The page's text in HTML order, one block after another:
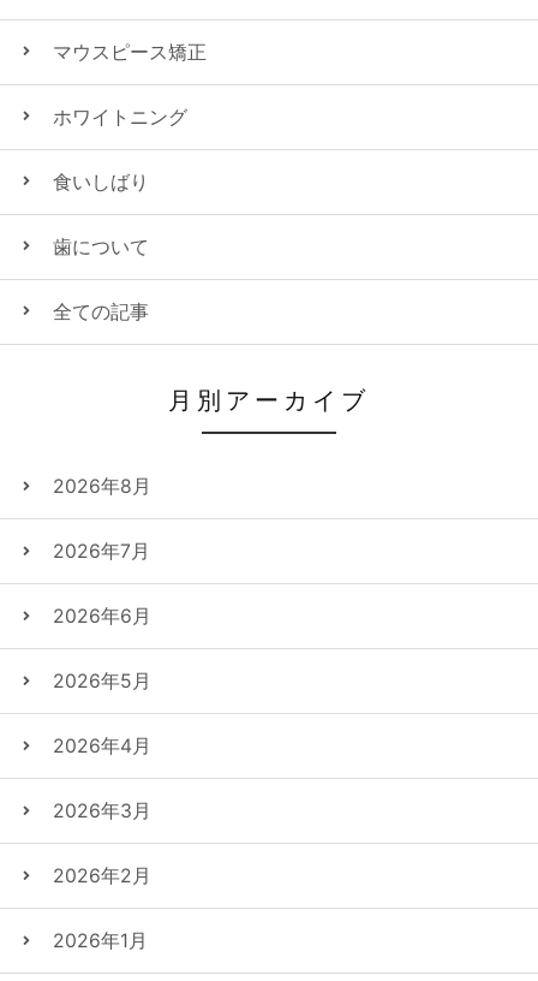
マウスピース矯正
ホワイトニング
食いしばり
歯について
全ての記事
月別アーカイブ
2026年8月
2026年7月
2026年6月
2026年5月
2026年4月
2026年3月
2026年2月
2026年1月